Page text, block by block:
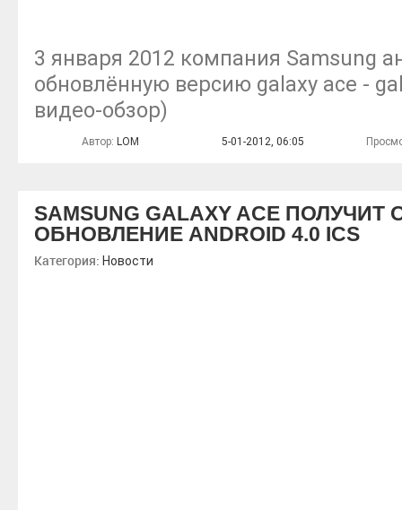
3 января 2012 компания Samsung
обновлённую версию galaxy ace -
видео-обзор)
Автор: LOM 5-01-2012, 06:05
SAMSUNG GALAXY ACE
ОБНОВЛЕНИЕ ANDROID 4.0 ICS
Категория: Новости